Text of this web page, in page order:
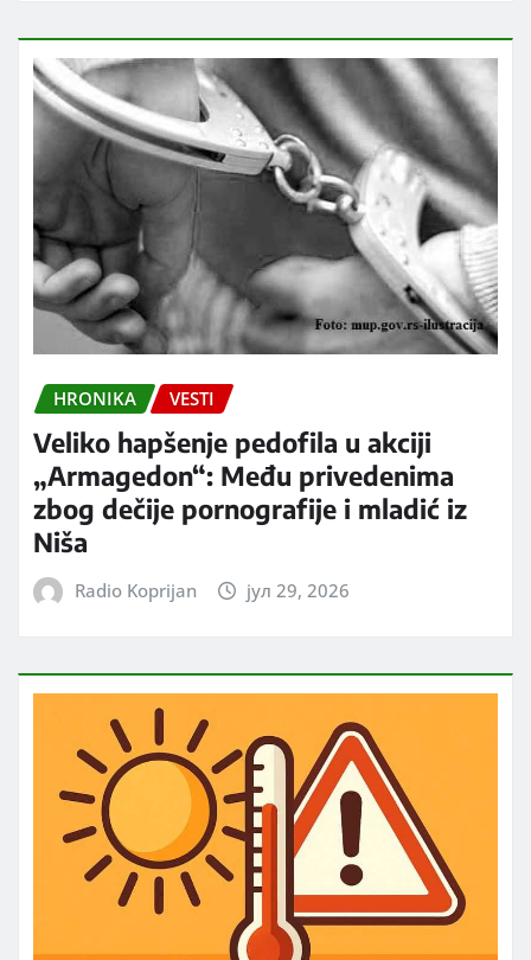
HRONIKA VESTI
Veliko hapšenje pedofila u akciji
„Armagedon“: Među privedenima
zbog dečije pornografije i mladić iz
Niša
Radio Koprijan јул 29, 2026